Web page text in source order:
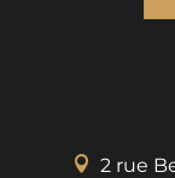
2 rue